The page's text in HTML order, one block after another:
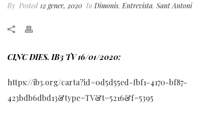
By Posted 12 gener, 2020 In Dimonis, Entrevista, Sant Antoni
CINC DIES. IB3 TV 16/01/2020:
https://ib3.org/carta?id=0d5d55ed-fbf1-4170-bf87-
423bdb6dbd13&type=TV&t=5216&f=5395